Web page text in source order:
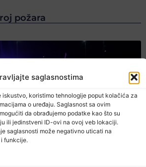
saglasnostima
iskustvo, koristimo tehnologije poput kolačića za
o uređaju. Saglasnost sa ovim
da obrađujemo podatke kao što su
ili jedinstveni ID-ovi na ovoj veb lokaciji.
saglasnosti može negativno uticati na
funkcije.
požara